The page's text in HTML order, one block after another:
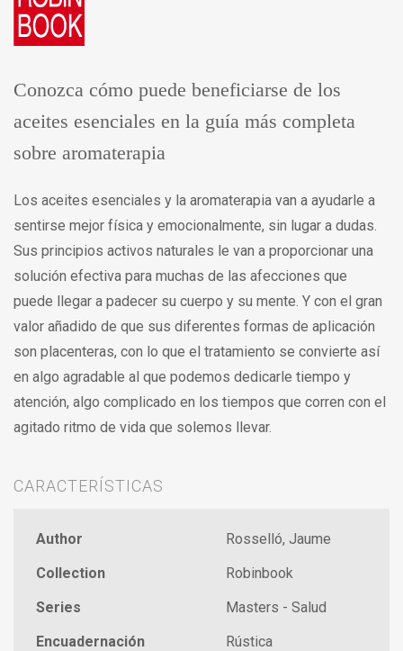
Conozca cómo puede beneficiarse de los
aceites esenciales en la guía más completa
sobre aromaterapia
Los aceites esenciales y la aromaterapia van a ayudarle a
sentirse mejor física y emocionalmente, sin lugar a dudas.
Sus principios activos naturales le van a proporcionar una
solución efectiva para muchas de las afecciones que
puede llegar a padecer su cuerpo y su mente. Y con el gran
valor añadido de que sus diferentes formas de aplicación
son placenteras, con lo que el tratamiento se convierte así
en algo agradable al que podemos dedicarle tiempo y
atención, algo complicado en los tiempos que corren con el
agitado ritmo de vida que solemos llevar.
CARACTERÍSTICAS
Author
Rosselló, Jaume
Collection
Robinbook
Series
Masters - Salud
Encuadernación
Rústica